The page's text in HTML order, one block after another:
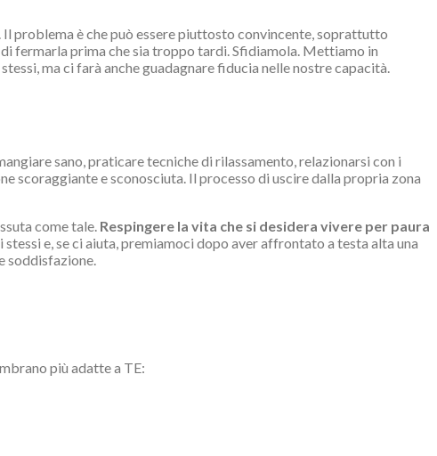
problema è che può essere piuttosto convincente, soprattutto
fermarla prima che sia troppo tardi. Sfidiamola. Mettiamo in
ma ci farà anche guadagnare fiducia nelle nostre capacità.
sano, praticare tecniche di rilassamento, relazionarsi con i
scoraggiante e sconosciuta. Il processo di uscire dalla propria zona
come tale. Respingere la vita che si desidera vivere per paura
e, se ci aiuta, premiamoci dopo aver affrontato a testa alta una
soddisfazione.
più adatte a TE: